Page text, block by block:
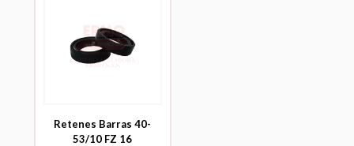
Retenes Barras 40-
53/10 FZ 16